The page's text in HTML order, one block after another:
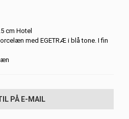
cm Hotel
med EGETRÆ i blå tone. I fin
PÅ E-MAIL